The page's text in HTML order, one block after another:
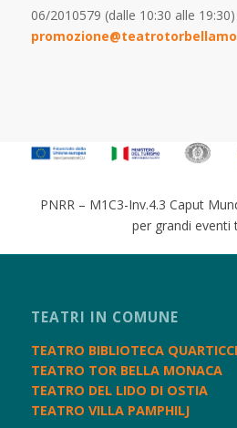
06/2010579 (dalle 10:30 alle 19:30)
PNRR – M1C3-Inv.4.3 Caput
per grandi eventi
TEATRI IN COMUNE
TEATRO BIBLIOTECA
TEATRO TOR BELLA MONACA
TEATRO DEL LIDO DI OSTIA
TEATRO VILLA PAMPHILJ